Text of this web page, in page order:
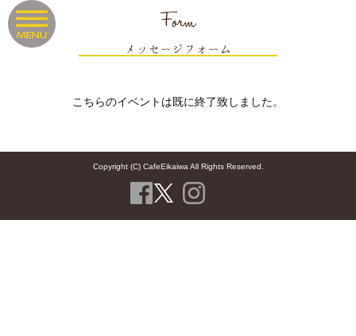
Form
メッセージフォーム
こちらのイベントは既に終了致しました。
Copyright (C) CafeEikaiwa All Rights Reserved.